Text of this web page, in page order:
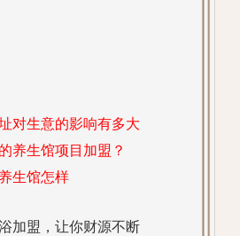
对生意的影响有多大
养生馆项目加盟？
生馆怎样
加盟，让你财源不断